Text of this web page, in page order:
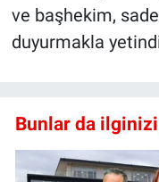
ve başhekim,
duyurmakla
Bunlar da